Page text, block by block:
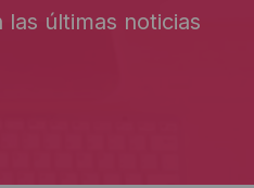
últimas noticias